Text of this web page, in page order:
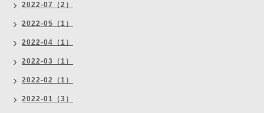
2022-07（2）
2022-05（1）
2022-04（1）
2022-03（1）
2022-02（1）
2022-01（3）